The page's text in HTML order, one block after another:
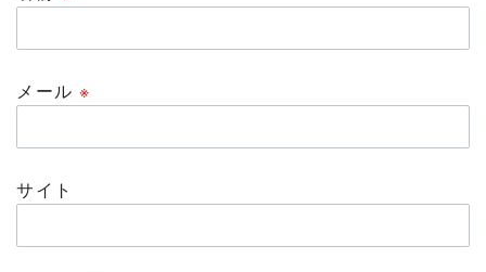
メール※
サイト